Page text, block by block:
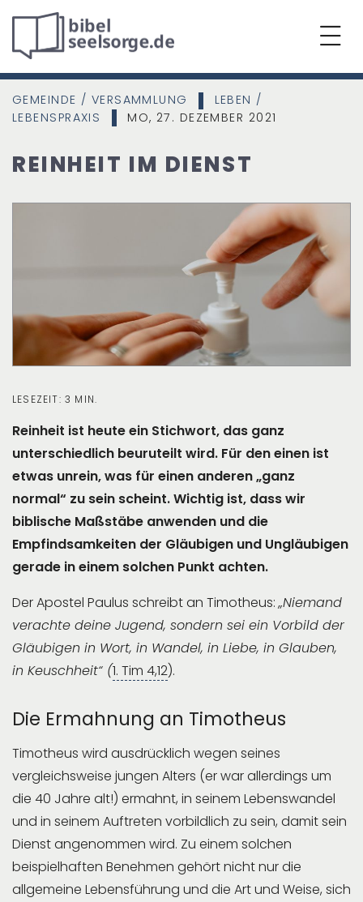
GEMEINDE / VERSAMMLUNG
LEBEN /
LEBENSPRAXIS
MO, 27. DEZEMBER 2021
REINHEIT IM DIENST
LESEZEIT: 3 MIN.
Reinheit ist heute ein Stichwort, das ganz
unterschiedlich beuruteilt wird. Für den einen ist
etwas unrein, was für einen anderen „ganz
normal“ zu sein scheint. Wichtig ist, dass wir
biblische Maßstäbe anwenden und die
Empfindsamkeiten der Gläubigen und Ungläubigen
gerade in einem solchen Punkt achten.
Der Apostel Paulus schreibt an Timotheus:„Niemand
verachte deine Jugend, sondern sei ein Vorbild der
Gläubigen in Wort, in Wandel, in Liebe, in Glauben,
in Keuschheit“ (1. Tim 4,12).
Die Ermahnung an Timotheus
Timotheus wird ausdrücklich wegen seines
vergleichsweise jungen Alters (er war allerdings um
die 40 Jahre alt!) ermahnt, in seinem Lebenswandel
und in seinem Auftreten vorbildlich zu sein, damit sein
Dienst angenommen wird. Zu einem solchen
beispielhaften Benehmen gehört nicht nur die
allgemeine Lebensführung und die Art und Weise, sich